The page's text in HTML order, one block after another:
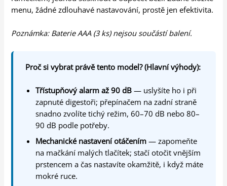
menu, žádné zdlouhavé nastavování, prostě jen efektivita.
Poznámka: Baterie AAA (3 ks) nejsou součástí balení.
Proč si vybrat právě tento model? (Hlavní výhody):
Třístupňový alarm až 90 dB — uslyšíte ho i při
zapnuté digestoři; přepínačem na zadní straně
snadno zvolíte tichý režim, 60–70 dB nebo 80–
90 dB podle potřeby.
Mechanické nastavení otáčením — zapomeňte
na mačkání malých tlačítek; stačí otočit vnějším
prstencem a čas nastavíte okamžitě, i když máte
mokré ruce.